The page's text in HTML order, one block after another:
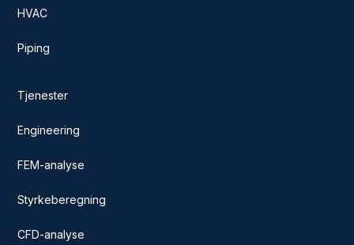
HVAC
Piping
Tjenester
Engineering
FEM-analyse
Styrkeberegning
CFD-analyse